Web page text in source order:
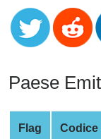
Credit
Card
Random
Card
Generator
Paese
Flag Codice